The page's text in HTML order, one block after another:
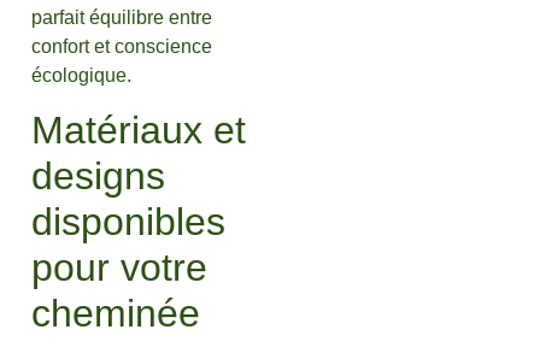
parfait équilibre entre
confort et conscience
écologique.
Matériaux et
designs
disponibles
pour votre
cheminée